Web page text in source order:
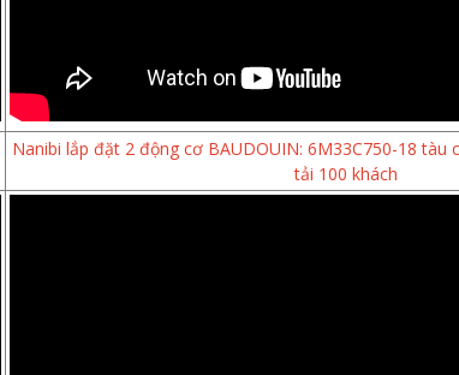
Nanibi lắp đặt 2 động cơ BAUDOUIN: 6M33C750-18 tàu
tải 100 khách